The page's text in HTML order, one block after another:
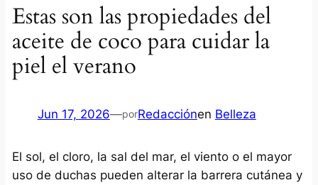
Estas son las propiedades del
aceite de coco para cuidar la
piel el verano
Jun 17, 2026—porRedacciónen Belleza
El sol, el cloro, la sal del mar, el viento o el mayor
uso de duchas pueden alterar la barrera cutánea y